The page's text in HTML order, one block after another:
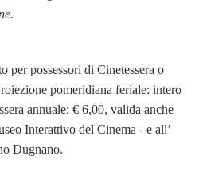
.
per possessori di Cinetessera o
pomeridiana feriale: intero
annuale: € 6,00, valida anche
Interattivo del Cinema - e all’
Dugnano.